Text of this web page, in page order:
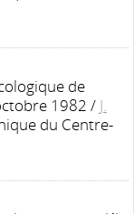
de
1982 / J.
du Centre-